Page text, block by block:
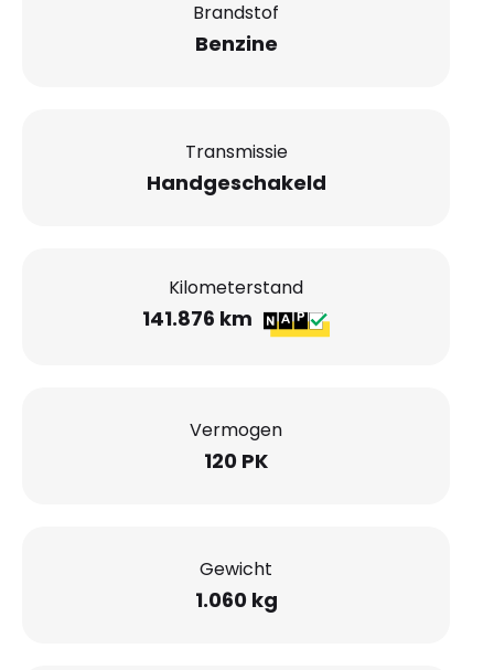
Brandstof
Benzine
Transmissie
Handgeschakeld
Kilometerstand
141.876 km
Vermogen
120 PK
Gewicht
1.060 kg